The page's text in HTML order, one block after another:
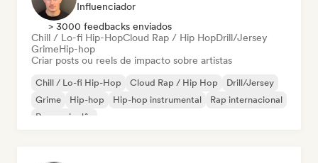
Influenciador
> 3000 feedbacks enviados
Chill / Lo-fi Hip-HopCloud Rap / Hip HopDrill/Jersey
GrimeHip-hop
Criar posts ou reels de impacto sobre artistas
Chill / Lo-fi Hip-Hop Cloud Rap / Hip Hop
Drill/Jersey
Grime
Hip-hop Hip-hop instrumental
Rap internacional
Rap em inglês